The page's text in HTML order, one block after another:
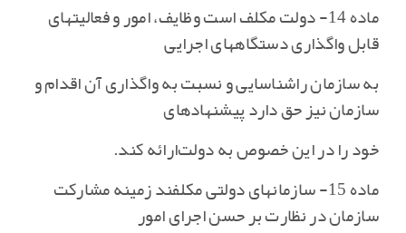
ماده 14- دولت مکلف است وظایف‌، امور و فعالیتهای
قابل واگذاری دستگاههای اجرایی
به سازمان راشناسایی و نسبت به واگذاری آن اقدام و
سازمان نیز حق دارد پیشنهادهای
خود را در این خصوص به دولت‌ارائه کند.
ماده 15- سازمانهای دولتی مکلفند زمینه مشارکت
سازمان در نظارت بر حسن اجرای امور